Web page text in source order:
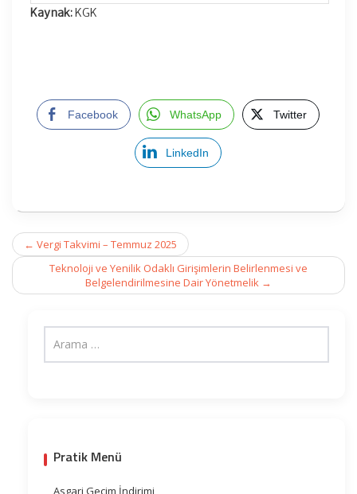
Kaynak:KGK
Facebook WhatsApp Twitter
LinkedIn
Post
navigation
← Vergi Takvimi – Temmuz 2025
Teknoloji ve Yenilik Odaklı Girişimlerin Belirlenmesi ve
Belgelendirilmesine Dair Yönetmelik →
Pratik Menü
Asgari Geçim İndirimi